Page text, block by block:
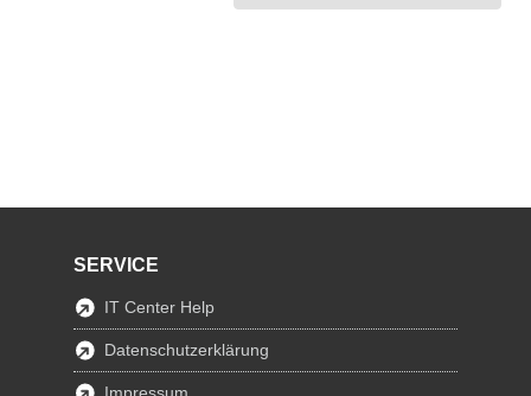
SERVICE
IT Center Help
Datenschutzerklärung